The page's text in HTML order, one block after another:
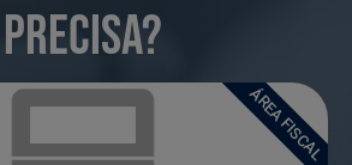
precisa?
ÁREA FISCAL​